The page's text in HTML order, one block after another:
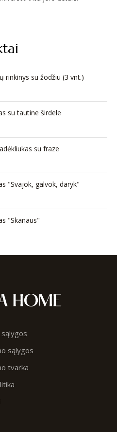
rinkinys su žodžiu (3 vnt.)
su tautine širdele
su fraze
"Svajok, galvok, daryk"
"Skanaus"
sąlygos
tvarka